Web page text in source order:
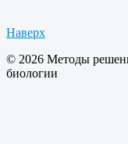
Наверх
© 2026 Методы
биологии